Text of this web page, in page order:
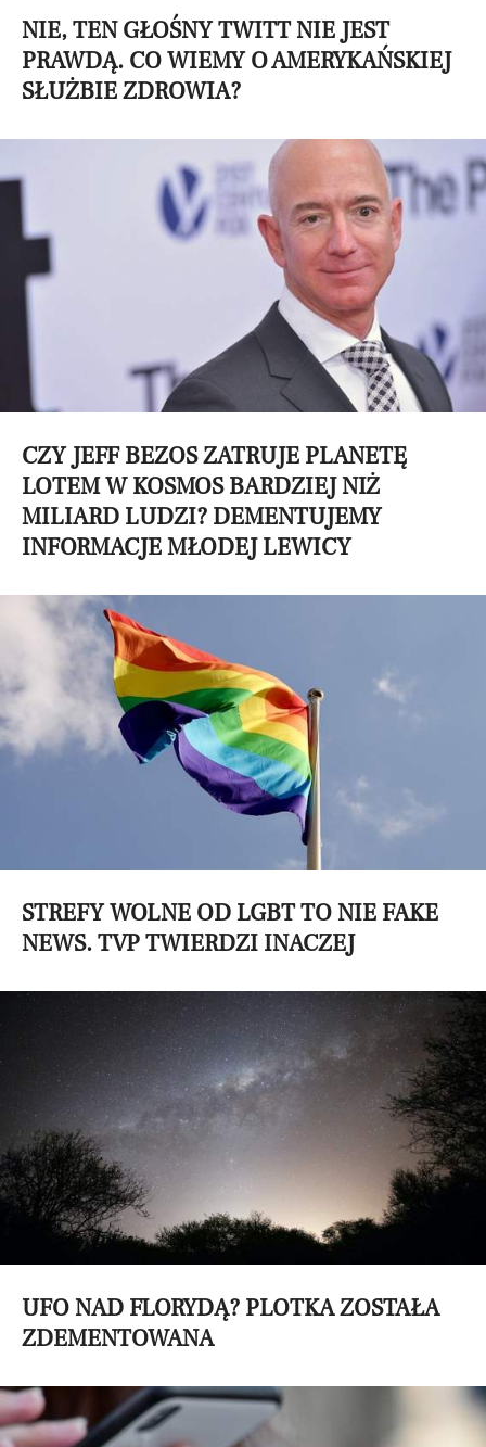
NIE, TEN GŁOŚNY TWITT NIE JEST
PRAWDĄ. CO WIEMY O AMERYKAŃSKIEJ
SŁUŻBIE ZDROWIA?
CZY JEFF BEZOS ZATRUJE PLANETĘ
LOTEM W KOSMOS BARDZIEJ NIŻ
MILIARD LUDZI? DEMENTUJEMY
INFORMACJE MŁODEJ LEWICY
STREFY WOLNE OD LGBT TO NIE FAKE
NEWS. TVP TWIERDZI INACZEJ
UFO NAD FLORYDĄ? PLOTKA ZOSTAŁA
ZDEMENTOWANA